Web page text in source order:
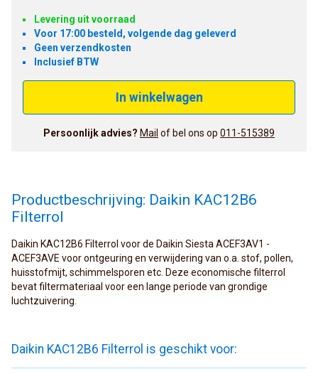
Levering uit voorraad
Voor 17:00 besteld, volgende dag geleverd
Geen verzendkosten
Inclusief BTW
In winkelwagen
Persoonlijk advies? Mail of bel ons op 011-515389
Productbeschrijving: Daikin KAC12B6
Filterrol
Daikin KAC12B6 Filterrol voor de Daikin Siesta ACEF3AV1 -
ACEF3AVE voor ontgeuring en verwijdering van o.a. stof, pollen,
huisstofmijt, schimmelsporen etc. Deze economische filterrol
bevat filtermateriaal voor een lange periode van grondige
luchtzuivering.
Daikin KAC12B6 Filterrol is geschikt voor: